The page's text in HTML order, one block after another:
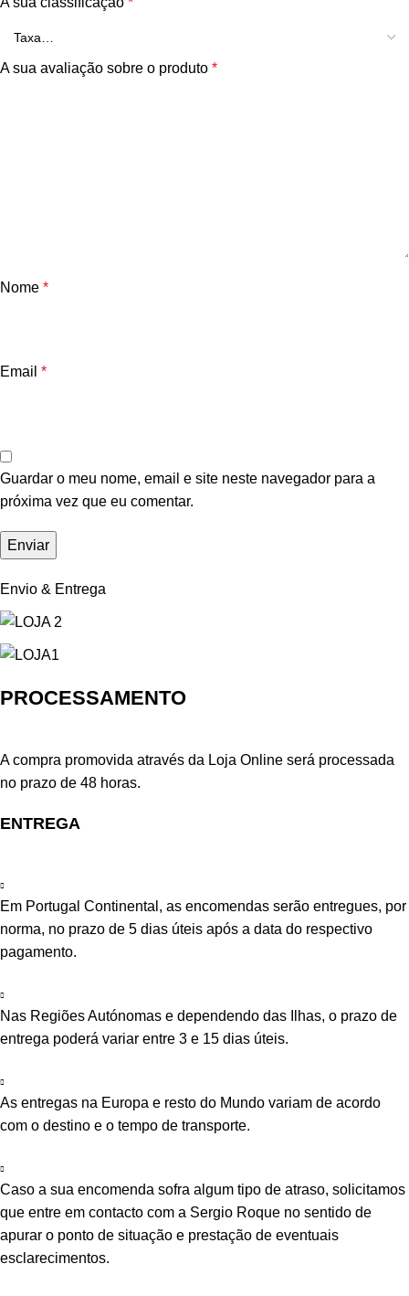
A sua avaliação sobre o produto *
Nome *
Email *
Guardar o meu nome, email e site neste navegador para a
próxima vez que eu comentar.
Envio & Entrega
PROCESSAMENTO
A compra promovida através da Loja Online será processada
no prazo de 48 horas.
ENTREGA
Em Portugal Continental, as encomendas serão entregues, por
norma, no prazo de 5 dias úteis após a data do respectivo
pagamento.
Nas Regiões Autónomas e dependendo das Ilhas, o prazo de
entrega poderá variar entre 3 e 15 dias úteis.
As entregas na Europa e resto do Mundo variam de acordo
com o destino e o tempo de transporte.
Caso a sua encomenda sofra algum tipo de atraso, solicitamos
que entre em contacto com a Sergio Roque no sentido de
apurar o ponto de situação e prestação de eventuais
esclarecimentos.